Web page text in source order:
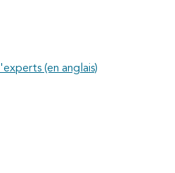
(en anglais)